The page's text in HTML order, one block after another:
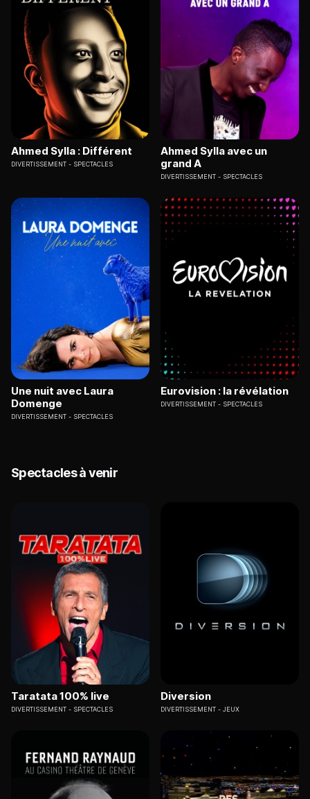
Ahmed Sylla : Différent
DIVERTISSEMENT SPECTACLES
Ahmed Sylla avec un
grand A
DIVERTISSEMENT SPECTACLES
Une nuit avec Laura
Domenge
DIVERTISSEMENT SPECTACLES
Eurovision : la révélation
DIVERTISSEMENT SPECTACLES
Spectacles à venir
Taratata 100% live
DIVERTISSEMENT SPECTACLES
Diversion
DIVERTISSEMENT JEUX